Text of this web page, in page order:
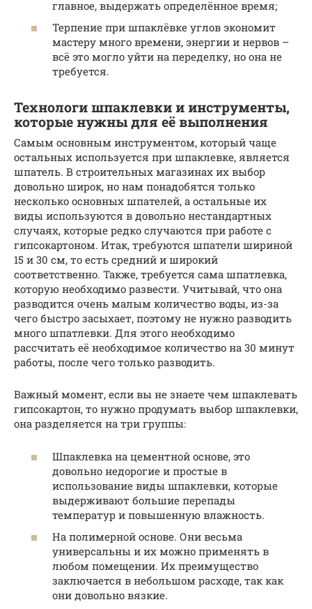
главное, выдержать определённое время;
Терпение при шпаклёвке углов экономит
мастеру много времени, энергии и нервов –
всё это могло уйти на переделку, но она не
требуется.
Технологи шпаклевки и инструменты,
которые нужны для её выполнения
Самым основным инструментом, который чаще
остальных используется при шпаклевке, является
шпатель. В строительных магазинах их выбор
довольно широк, но нам понадобятся только
несколько основных шпателей, а остальные их
виды используются в довольно нестандартных
случаях, которые редко случаются при работе с
гипсокартоном. Итак, требуются шпатели шириной
15 и 30 см, то есть средний и широкий
соответственно. Также, требуется сама шпатлевка,
которую необходимо развести. Учитывай, что она
разводится очень малым количество воды, из-за
чего быстро засыхает, поэтому не нужно разводить
много шпатлевки. Для этого необходимо
рассчитать её необходимое количество на 30 минут
работы, после чего только разводить.
Важный момент, если вы не знаете чем шпаклевать
гипсокартон, то нужно продумать выбор шпаклевки,
она разделяется на три группы:
Шпаклевка на цементной основе, это
довольно недорогие и простые в
использование виды шпаклевки, которые
выдерживают большие перепады
температур и повышенную влажность.
На полимерной основе. Они весьма
универсальны и их можно применять в
любом помещении. Их преимущество
заключается в небольшом расходе, так как
они довольно вязкие.